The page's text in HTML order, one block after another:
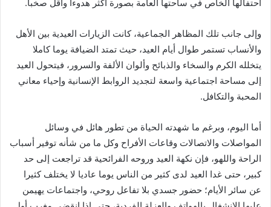
احتفالها الخاص في ساحتها العامة بصورة أكثر هدوءا وأقل صخبا.
وإلى جانب تلك المظاهر الجماعية، كانت الزيارات العيدية بين الأهل
والأنساب تستمر طوال أيام العيد، حيث تمتد الضيافة يوما كاملا
يتخلله الكرم والسخاء والذبائح وألوان الألفة والسرور، فيتحول العيد
إلى مساحة اجتماعية واسعة لتجديد الروابط الإنسانية وإحياء معاني
المحبة والتكافل.
أما اليوم، وبرغم ما شهدته الحياة من تطور هائل في وسائل
المواصلات والاتصالات وقاعات الأفراح وكل ما من شأنه توفير أسباب
الراحة واللهو، فإن نكهة العيد وروحه الفرائحية قد تراجعت إلى حد
كبير، حتى غدا العيد لدى كثير من الناس يوما عاديا لا يختلف كثيرا
عن سائر الأيام؛ حضور جسدي بلا تفاعل روحي، واجتماعات يهيمن